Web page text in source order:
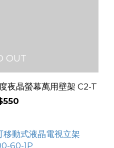
OUT
夜晶螢幕萬用壁架 C2-T